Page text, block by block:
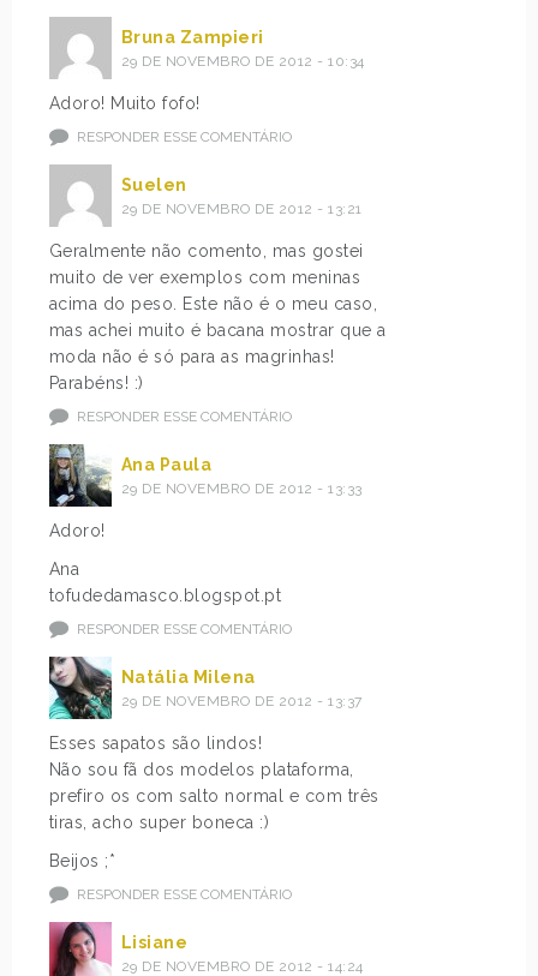
Bruna Zampieri
29 DE NOVEMBRO DE 2012 - 10:34
Adoro! Muito fofo!
RESPONDER ESSE COMENTÁRIO
Suelen
29 DE NOVEMBRO DE 2012 - 13:21
Geralmente não comento, mas gostei
muito de ver exemplos com meninas
acima do peso. Este não é o meu caso,
mas achei muito é bacana mostrar que a
moda não é só para as magrinhas!
Parabéns! :)
RESPONDER ESSE COMENTÁRIO
Ana Paula
29 DE NOVEMBRO DE 2012 - 13:33
Adoro!
Ana
tofudedamasco.blogspot.pt
RESPONDER ESSE COMENTÁRIO
Natália Milena
29 DE NOVEMBRO DE 2012 - 13:37
Esses sapatos são lindos!
Não sou fã dos modelos plataforma,
prefiro os com salto normal e com três
tiras, acho super boneca :)
Beijos ;*
RESPONDER ESSE COMENTÁRIO
Lisiane
29 DE NOVEMBRO DE 2012 - 14:24